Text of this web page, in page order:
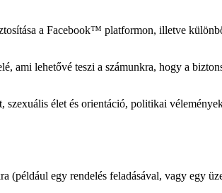
a Facebook™ platformon, illetve
ami lehetővé teszi a számunkra, hogy a
élet és orientáció, politikai
(például egy rendelés feladásával, vagy egy